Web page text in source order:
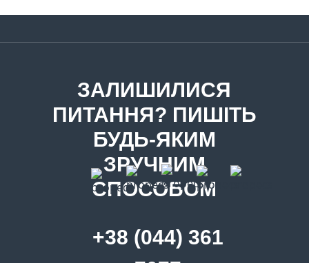
ЗАЛИШИЛИСЯ
ПИТАННЯ? ПИШІТЬ
БУДЬ-ЯКИМ
ЗРУЧНИМ
СПОСОБОМ
+38 (044) 361